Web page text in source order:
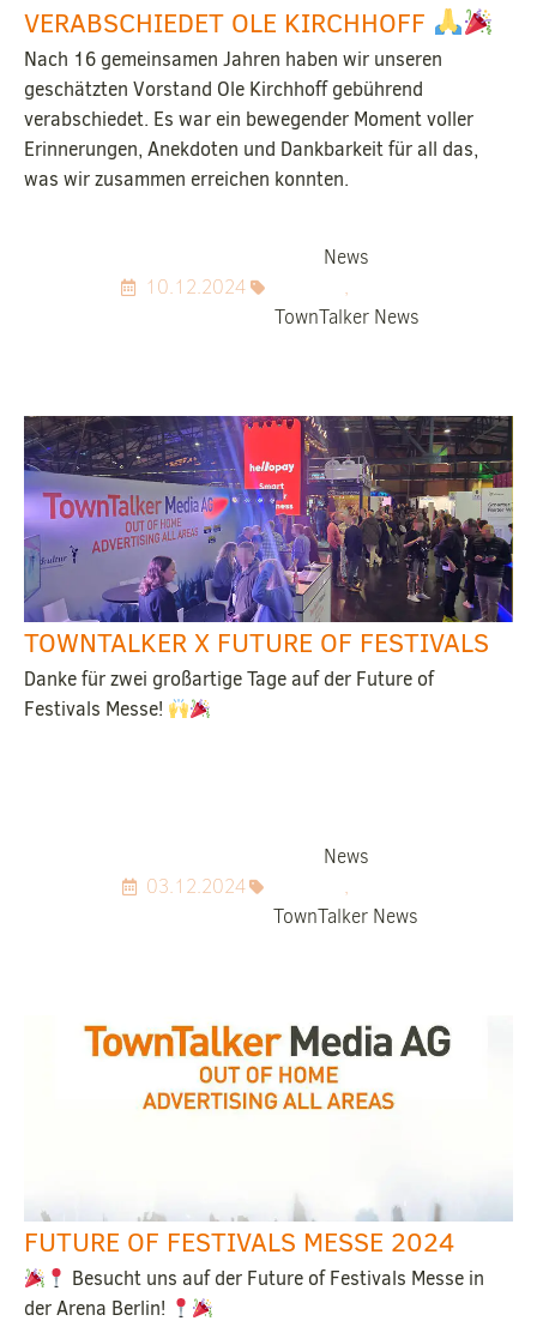
VERABSCHIEDET OLE KIRCHHOFF
Nach 16 gemeinsamen Jahren haben wir unseren
geschätzten Vorstand Ole Kirchhoff gebührend
verabschiedet. Es war ein bewegender Moment voller
Erinnerungen, Anekdoten und Dankbarkeit für all das,
was wir zusammen erreichen konnten.
10.12.2024
News
,
TownTalker News
TOWNTALKER X FUTURE OF FESTIVALS
Danke für zwei großartige Tage auf der Future of
Festivals Messe!
03.12.2024
News
,
TownTalker News
FUTURE OF FESTIVALS MESSE 2024
Besucht uns auf der Future of Festivals Messe in
der Arena Berlin!